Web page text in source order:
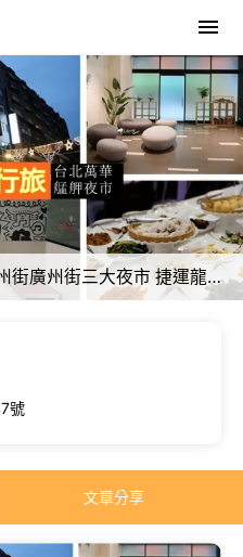
台北住宿 | 禾順行旅 華西街梧州街廣州街三大夜市 捷運龍山寺站 萬華米其林必比登小吃
號
文章分享